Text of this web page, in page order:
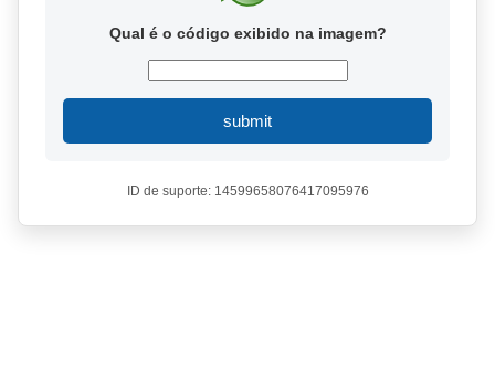
Qual é o código exibido na imagem?
submit
ID de suporte: 14599658076417095976